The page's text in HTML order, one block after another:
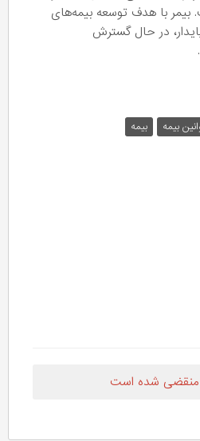
بیمر با هدف توسعه بیمه‌های
در حال گسترش
بیمه بیمه
منقضی شده است